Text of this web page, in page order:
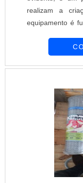
realizam a
equipamento é
pode bloquear,
vida aos animais